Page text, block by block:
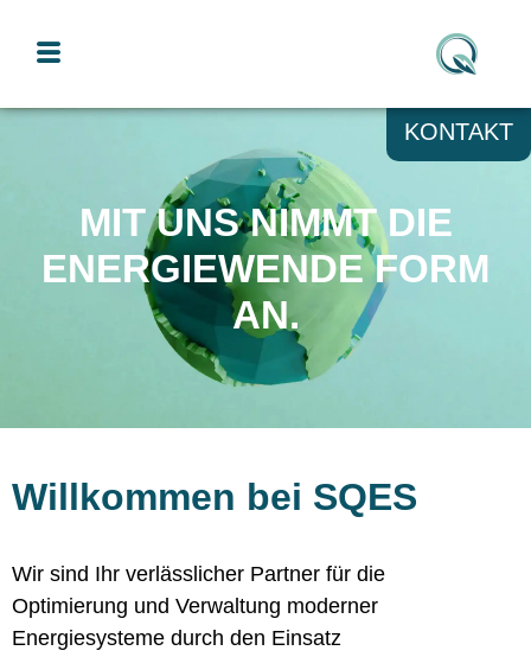
KONTAKT
MIT UNS NIMMT DIE
ENERGIEWENDE FORM
AN.
Willkommen bei SQES
Wir sind Ihr verlässlicher Partner für die
Optimierung und Verwaltung moderner
Energiesysteme durch den Einsatz